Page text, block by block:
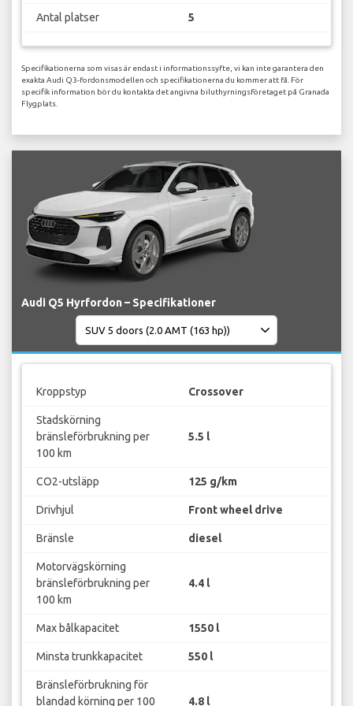
Antal platser 5
Specifikationerna som visas är endast i informationssyfte, vi kan inte garantera den
exakta Audi Q3-fordonsmodellen och specifikationerna du kommer att få. För
specifik information bör du kontakta det angivna biluthyrningsföretaget på Granada
Flygplats.
Audi Q5 Hyrfordon – Specifikationer
Kroppstyp Crossover
Stadskörning
bränsleförbrukning per
100 km
5.5 l
CO2-utsläpp 125 g/km
Drivhjul Front wheel drive
Bränsle diesel
Motorvägskörning
bränsleförbrukning per
100 km
4.4 l
Max bålkapacitet 1550 l
Minsta trunkkapacitet 550 l
Bränsleförbrukning för
blandad körning per 100
4.8 l